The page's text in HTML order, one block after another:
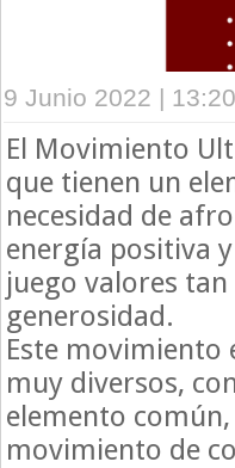
9 Junio 2022 |
El Movimiento
que tienen un
necesidad de
energía positiva
juego valores
generosidad.
Este
muy diversos,
elemento
movimiento de